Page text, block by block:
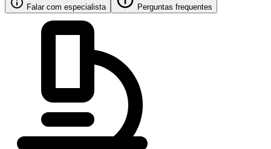
Falar com especialista Perguntas frequentes